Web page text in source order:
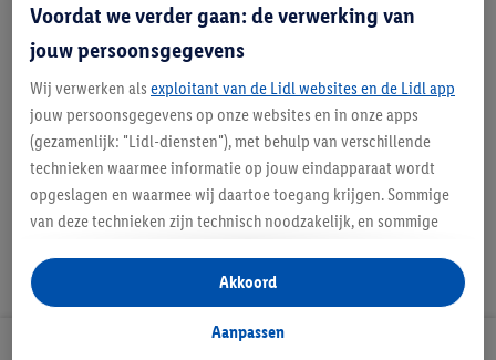
Parkside 20 V
Handleidingen en downloads
Voordat we verder gaan: de verwerking van
jouw persoonsgegevens
Wij verwerken als exploitant van de Lidl websites en de Lidl app
jouw persoonsgegevens op onze websites en in onze apps
(gezamenlijk: "Lidl-diensten"), met behulp van verschillende
technieken waarmee informatie op jouw eindapparaat wordt
opgeslagen en waarmee wij daartoe toegang krijgen. Sommige
van deze technieken zijn technisch noodzakelijk, en sommige
opslaan van voorkeursinstellingen, het verzamelen en
analyseren van statistieken of voor het tonen van
gepersonaliseerde reclame binnen en buiten de Lidl-diensten.
Aanpassen
Akkoord